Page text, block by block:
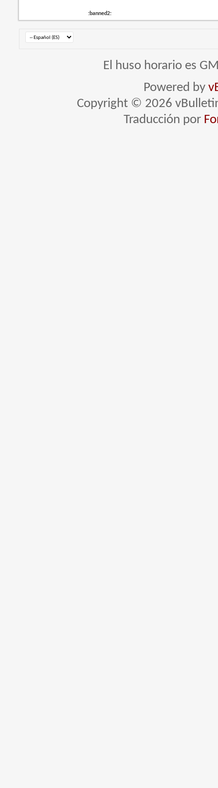
:banned2:
El huso horario es
Powered by
Copyright © 2026
Traducción por